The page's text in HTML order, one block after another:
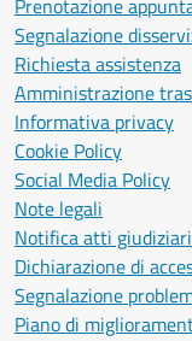
Prenotazione
Segnalazione
Richiesta assistenza
Amministrazione
Informativa privacy
Cookie Policy
Social Media Policy
Note legali
Notifica atti giudiziari
Dichiarazione di
Segnalazione
Piano di